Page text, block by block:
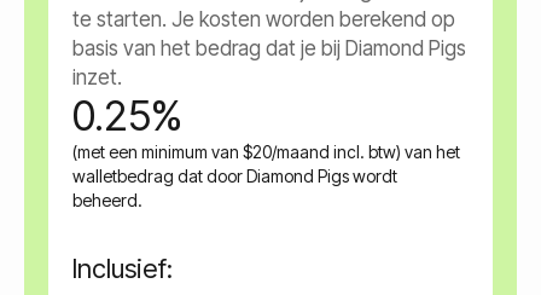
te starten. Je kosten worden berekend op
basis van het bedrag dat je bij Diamond Pigs
inzet.
0.25%
(met een minimum van $20/maand incl. btw) van het
walletbedrag dat door Diamond Pigs wordt
beheerd.
Inclusief: